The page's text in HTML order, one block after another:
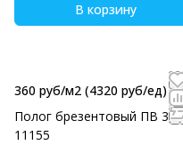
В корзину
360 руб/м2 (4320 руб/eд)
Полог брезентовый ПВ
11155